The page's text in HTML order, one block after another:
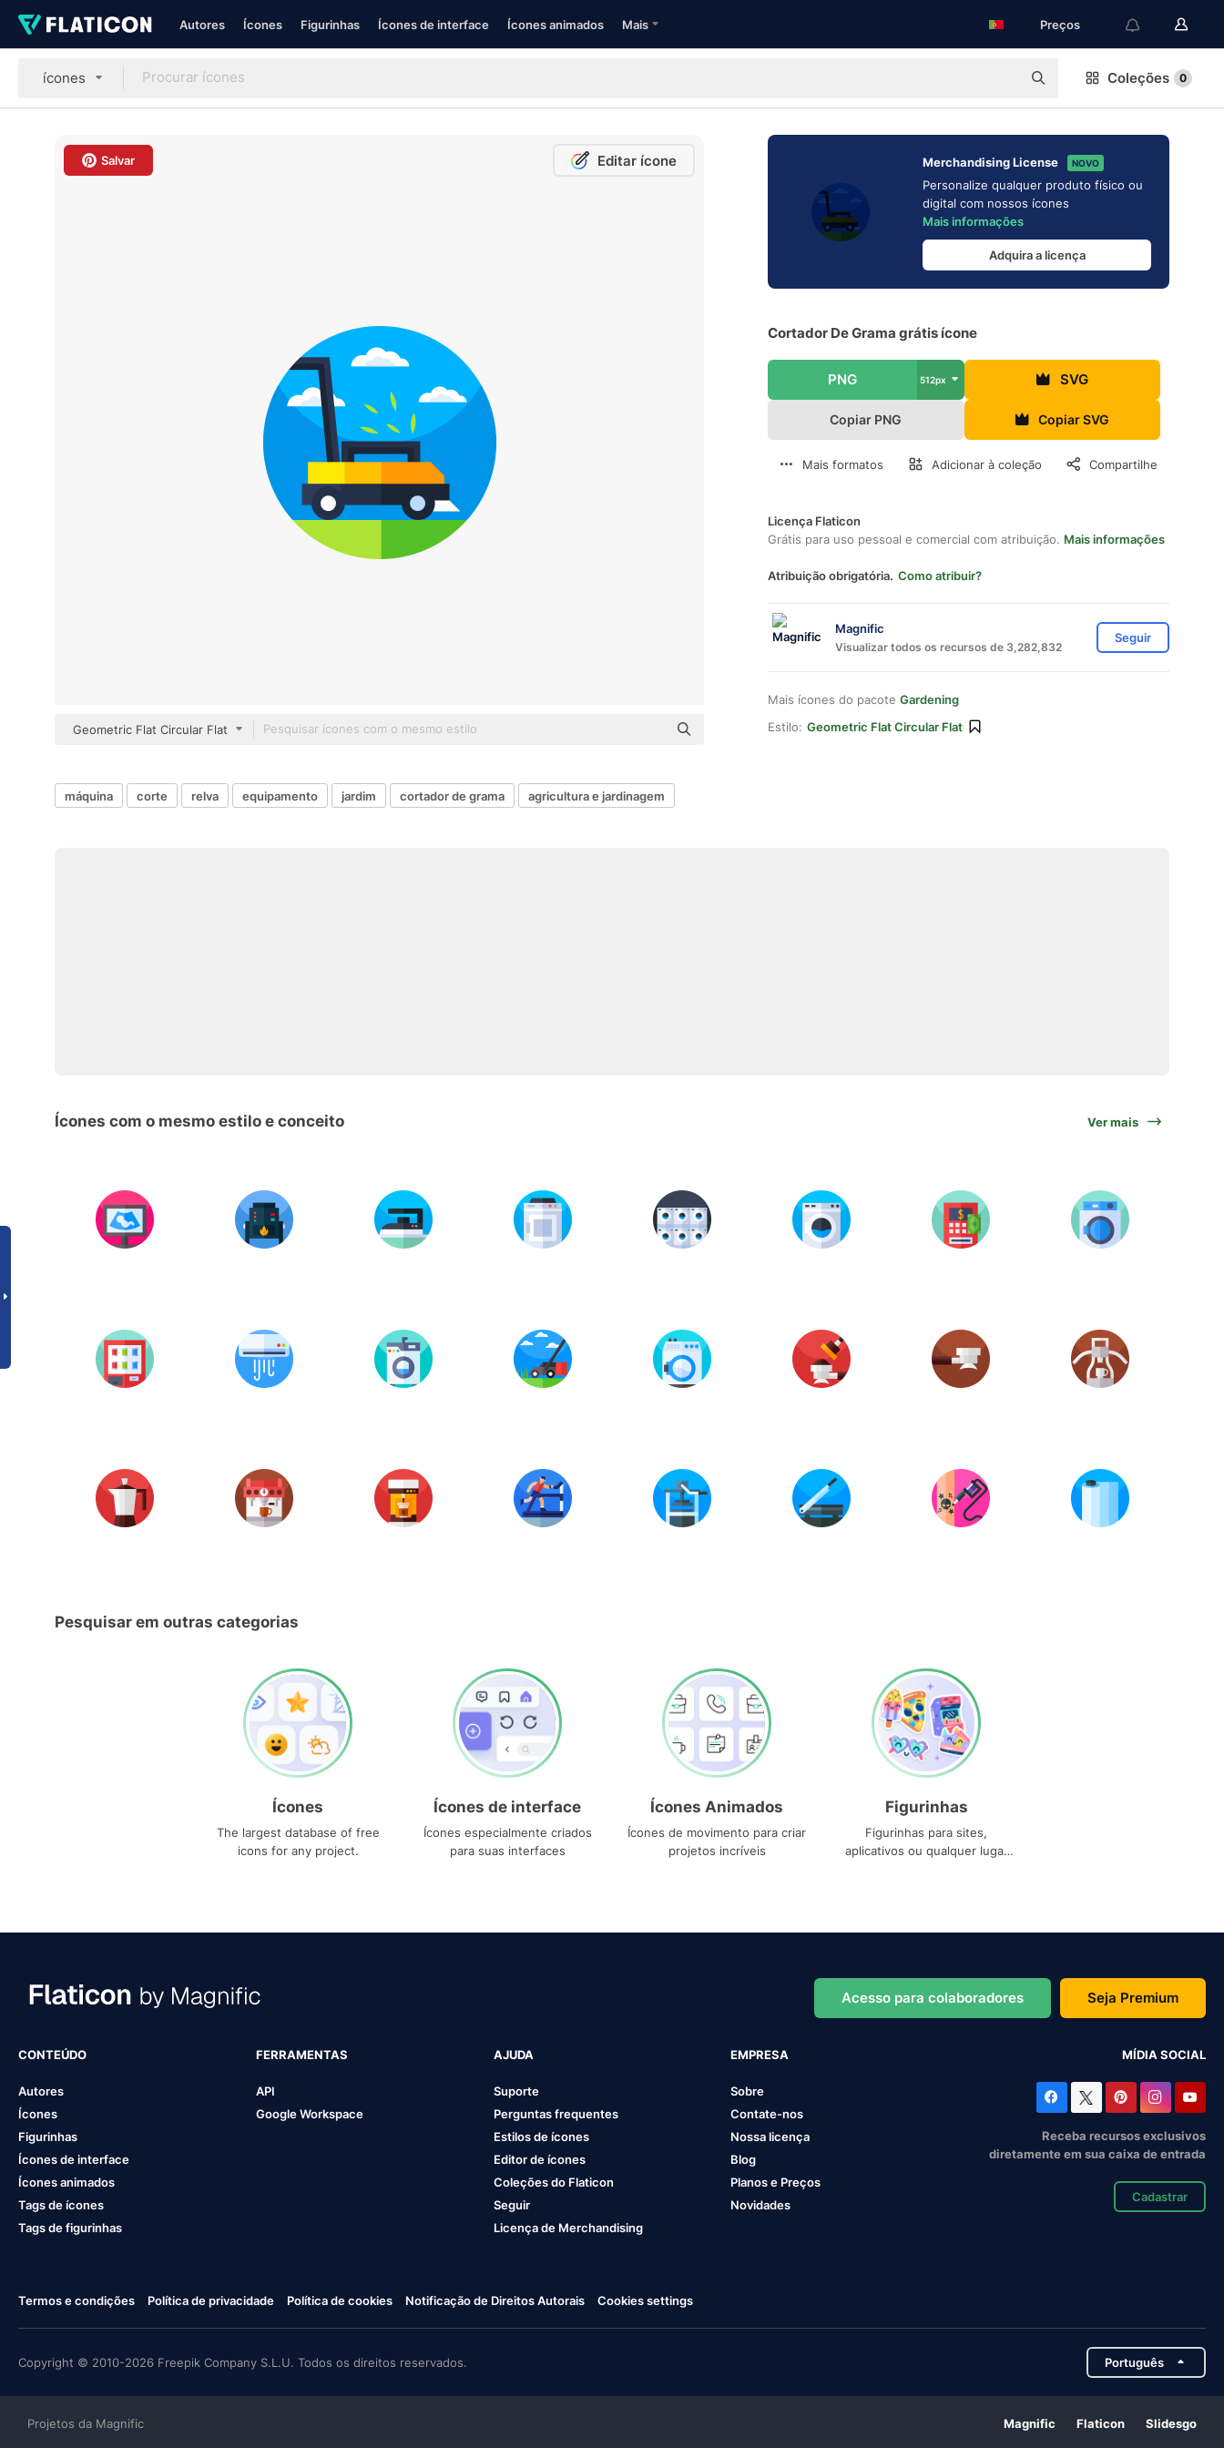
Autores Ícones Figurinhas Ícones de interface Ícones animados Mais Preços
ícones Coleções 0
Salvar Editar ícone
Geometric Flat Circular Flat
Merchandising License NOVO
Personalize qualquer produto físico ou
digital com nossos ícones
Mais informações
Adquira a licença
Cortador De Grama grátis ícone
PNG 512px SVG
Copiar PNG Copiar SVG
Mais formatos Adicionar à coleção Compartilhe
Licença Flaticon
Grátis para uso pessoal e comercial com atribuição. Mais informações
Atribuição obrigatória. Como atribuir?
Magnific
Visualizar todos os recursos de 3,282,832
Seguir
Mais ícones do pacote Gardening
Estilo: Geometric Flat Circular Flat
máquina corte relva equipamento jardim cortador de grama agricultura e jardinagem
Ícones com o mesmo estilo e conceito Ver mais
Pesquisar em outras categorias
Ícones
The largest database of free
icons for any project.
Ícones de interface
Ícones especialmente criados
para suas interfaces
Ícones Animados
Ícones de movimento para criar
projetos incríveis
Figurinhas
Figurinhas para sites,
aplicativos ou qualquer lugar
Acesso para colaboradores Seja Premium
CONTEÚDO
Autores
Ícones
Figurinhas
Ícones de interface
Ícones animados
Tags de ícones
Tags de figurinhas
FERRAMENTAS
API
Google Workspace
AJUDA
Suporte
Perguntas frequentes
Estilos de ícones
Editor de ícones
Coleções do Flaticon
Seguir
Licença de Merchandising
EMPRESA
Sobre
Contate-nos
Nossa licença
Blog
Planos e Preços
Novidades
MÍDIA SOCIAL
Receba recursos exclusivos
diretamente em sua caixa de entrada
Cadastrar
Termos e condições Política de privacidade Política de cookies Notificação de Direitos Autorais Cookies settings
Copyright © 2010-2026 Freepik Company S.L.U. Todos os direitos reservados. Português
Projetos da Magnific Magnific Flaticon Slidesgo